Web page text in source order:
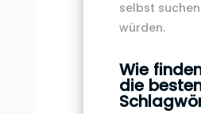
selbst suchen
würden.
Wie
die